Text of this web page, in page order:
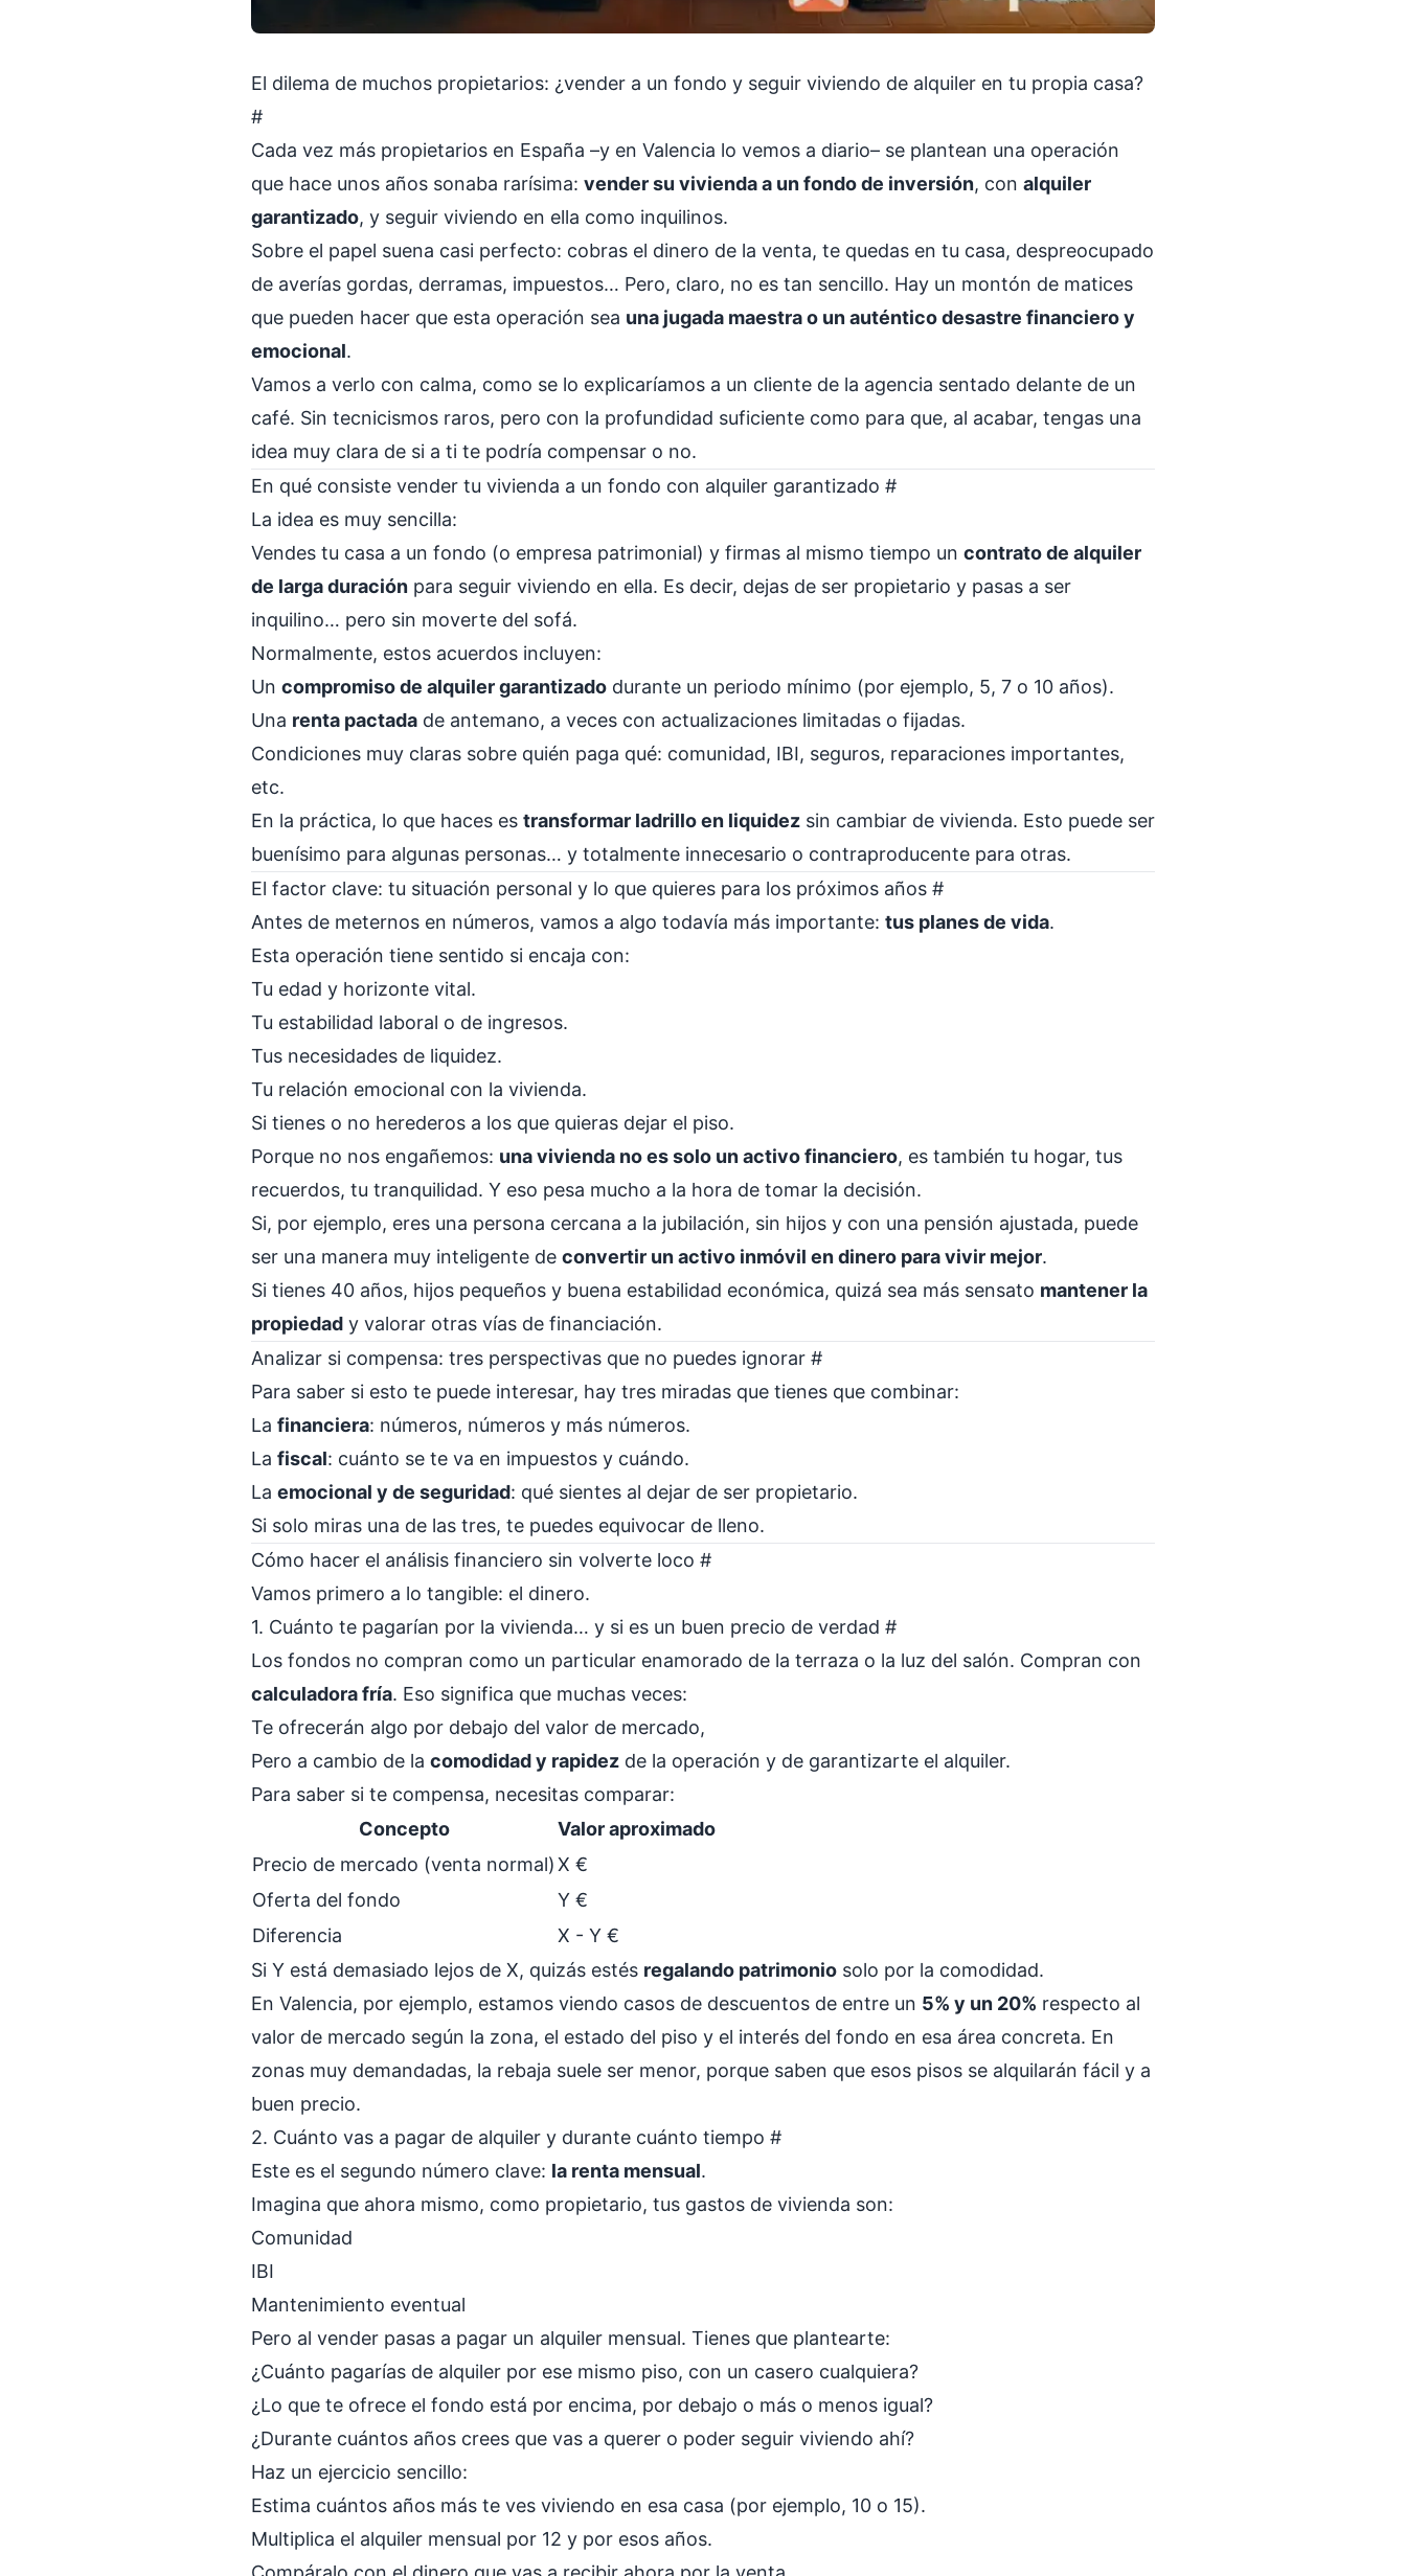
El dilema de muchos propietarios: ¿vender a un fondo y seguir viviendo de alquiler en tu propia casa?
#
Cada vez más propietarios en España –y en Valencia lo vemos a diario– se plantean una operación
que hace unos años sonaba rarísima: vender su vivienda a un fondo de inversión, con alquiler
garantizado, y seguir viviendo en ella como inquilinos.
Sobre el papel suena casi perfecto: cobras el dinero de la venta, te quedas en tu casa, despreocupado
de averías gordas, derramas, impuestos… Pero, claro, no es tan sencillo. Hay un montón de matices
que pueden hacer que esta operación sea una jugada maestra o un auténtico desastre financiero y
emocional.
Vamos a verlo con calma, como se lo explicaríamos a un cliente de la agencia sentado delante de un
café. Sin tecnicismos raros, pero con la profundidad suficiente como para que, al acabar, tengas una
idea muy clara de si a ti te podría compensar o no.
En qué consiste vender tu vivienda a un fondo con alquiler garantizado #
La idea es muy sencilla:
Vendes tu casa a un fondo (o empresa patrimonial) y firmas al mismo tiempo un contrato de alquiler
de larga duración para seguir viviendo en ella. Es decir, dejas de ser propietario y pasas a ser
inquilino… pero sin moverte del sofá.
Normalmente, estos acuerdos incluyen:
Un compromiso de alquiler garantizado durante un periodo mínimo (por ejemplo, 5, 7 o 10 años).
Una renta pactada de antemano, a veces con actualizaciones limitadas o fijadas.
Condiciones muy claras sobre quién paga qué: comunidad, IBI, seguros, reparaciones importantes,
etc.
En la práctica, lo que haces es transformar ladrillo en liquidez sin cambiar de vivienda. Esto puede ser
buenísimo para algunas personas… y totalmente innecesario o contraproducente para otras.
El factor clave: tu situación personal y lo que quieres para los próximos años #
Antes de meternos en números, vamos a algo todavía más importante: tus planes de vida.
Esta operación tiene sentido si encaja con:
Tu edad y horizonte vital.
Tu estabilidad laboral o de ingresos.
Tus necesidades de liquidez.
Tu relación emocional con la vivienda.
Si tienes o no herederos a los que quieras dejar el piso.
Porque no nos engañemos: una vivienda no es solo un activo financiero, es también tu hogar, tus
recuerdos, tu tranquilidad. Y eso pesa mucho a la hora de tomar la decisión.
Si, por ejemplo, eres una persona cercana a la jubilación, sin hijos y con una pensión ajustada, puede
ser una manera muy inteligente de convertir un activo inmóvil en dinero para vivir mejor.
Si tienes 40 años, hijos pequeños y buena estabilidad económica, quizá sea más sensato mantener la
propiedad y valorar otras vías de financiación.
Analizar si compensa: tres perspectivas que no puedes ignorar #
Para saber si esto te puede interesar, hay tres miradas que tienes que combinar:
La financiera: números, números y más números.
La fiscal: cuánto se te va en impuestos y cuándo.
La emocional y de seguridad: qué sientes al dejar de ser propietario.
Si solo miras una de las tres, te puedes equivocar de lleno.
Cómo hacer el análisis financiero sin volverte loco #
Vamos primero a lo tangible: el dinero.
1. Cuánto te pagarían por la vivienda… y si es un buen precio de verdad #
Los fondos no compran como un particular enamorado de la terraza o la luz del salón. Compran con
calculadora fría. Eso significa que muchas veces:
Te ofrecerán algo por debajo del valor de mercado,
Pero a cambio de la comodidad y rapidez de la operación y de garantizarte el alquiler.
Para saber si te compensa, necesitas comparar:
Concepto
Valor aproximado
Precio de mercado (venta normal)X €
Oferta del fondo
Y €
Diferencia
X - Y €
Si Y está demasiado lejos de X, quizás estés regalando patrimonio solo por la comodidad.
En Valencia, por ejemplo, estamos viendo casos de descuentos de entre un 5% y un 20% respecto al
valor de mercado según la zona, el estado del piso y el interés del fondo en esa área concreta. En
zonas muy demandadas, la rebaja suele ser menor, porque saben que esos pisos se alquilarán fácil y a
buen precio.
2. Cuánto vas a pagar de alquiler y durante cuánto tiempo #
Este es el segundo número clave: la renta mensual.
Imagina que ahora mismo, como propietario, tus gastos de vivienda son:
Comunidad
IBI
Mantenimiento eventual
Pero al vender pasas a pagar un alquiler mensual. Tienes que plantearte:
¿Cuánto pagarías de alquiler por ese mismo piso, con un casero cualquiera?
¿Lo que te ofrece el fondo está por encima, por debajo o más o menos igual?
¿Durante cuántos años crees que vas a querer o poder seguir viviendo ahí?
Haz un ejercicio sencillo:
Estima cuántos años más te ves viviendo en esa casa (por ejemplo, 10 o 15).
Multiplica el alquiler mensual por 12 y por esos años.